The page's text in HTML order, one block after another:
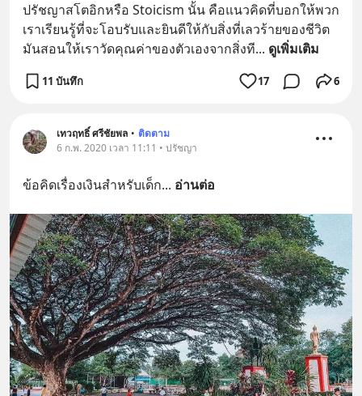
ปรัชญาสโตอิกหรือ Stoicism นั้น คือแนวคิดที่บอกให้พวก
เราเรียนรู้ที่จะโอบรับและยินดีให้กับสิ่งที่เลวร้ายของชีวิต
มันสอนให้เราวัดคุณค่าของตัวเองจากสิ่งที... ดูเพิ่มเติม
11 บันทึก 17 6
เทวฤทธิ์ ศรีชัยพล • ติดตาม
6 ก.พ. 2020 เวลา 11:11 • ปรัชญา
ข้อคิดเรื่องเงินสำหรับเด็ก... อ่านต่อ